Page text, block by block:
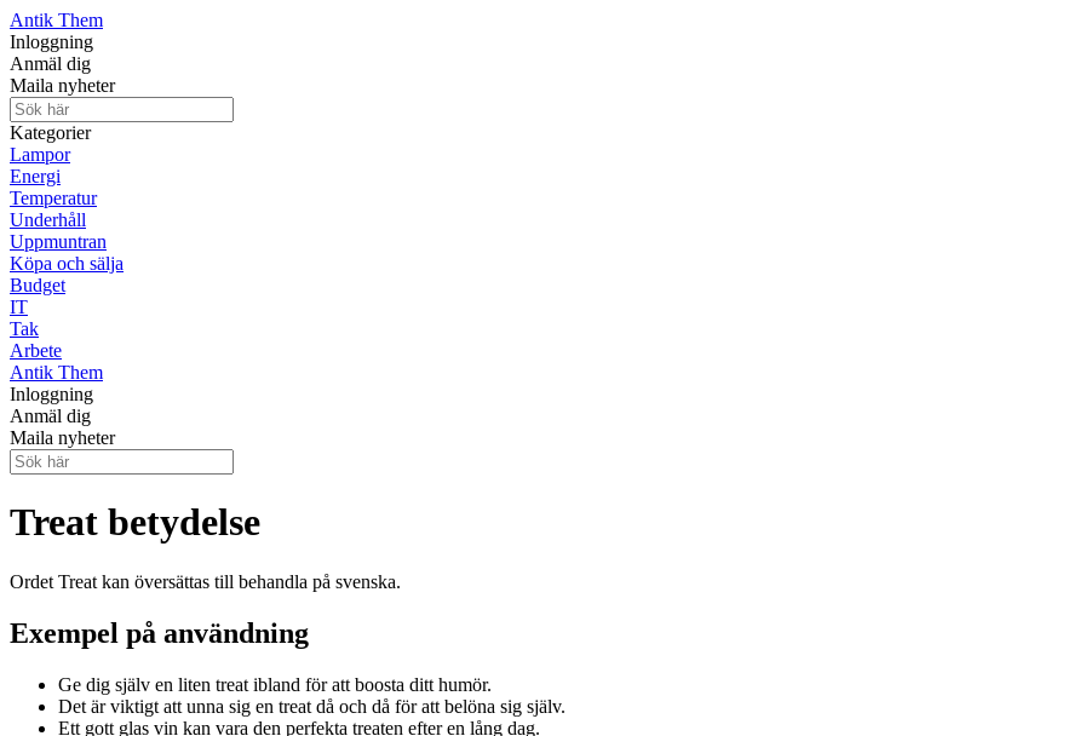
Antik Them
Inloggning
Anmäl dig
Maila nyheter
Kategorier
Lampor
Energi
Temperatur
Underhåll
Uppmuntran
Köpa och sälja
Budget
IT
Tak
Arbete
Antik Them
Inloggning
Anmäl dig
Maila nyheter
Treat betydelse
Ordet Treat kan översättas till behandla på svenska.
Exempel på användning
Ge dig själv en liten treat ibland för att boosta ditt humör.
Det är viktigt att unna sig en treat då och då för att belöna sig själv.
Ett gott glas vin kan vara den perfekta treaten efter en lång dag.